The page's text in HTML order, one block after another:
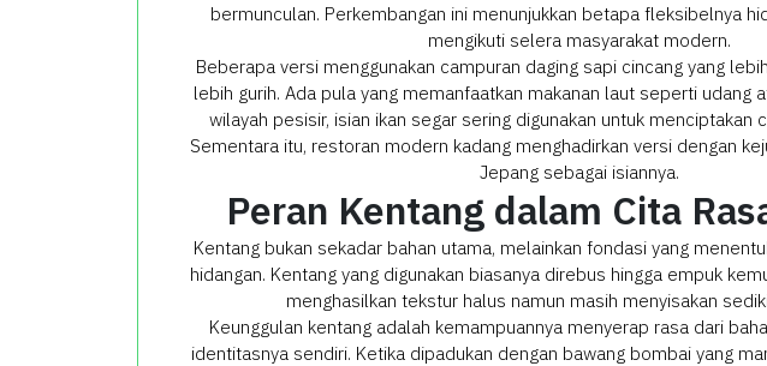
bermunculan. Perkembangan ini menunjukkan betapa fleksibelnya
mengikuti selera masyarakat modern.
Beberapa versi menggunakan campuran daging sapi cincang yang
lebih gurih. Ada pula yang memanfaatkan makanan laut seperti udang
wilayah pesisir, isian ikan segar sering digunakan untuk menciptakan
Sementara itu, restoran modern kadang menghadirkan versi dengan
Jepang sebagai isiannya.
Peran Kentang dalam Cita
Kentang bukan sekadar bahan utama, melainkan fondasi yang
hidangan. Kentang yang digunakan biasanya direbus hingga empuk
menghasilkan tekstur halus namun masih menyisakan
Keunggulan kentang adalah kemampuannya menyerap rasa dari
identitasnya sendiri. Ketika dipadukan dengan bawang bombai yang